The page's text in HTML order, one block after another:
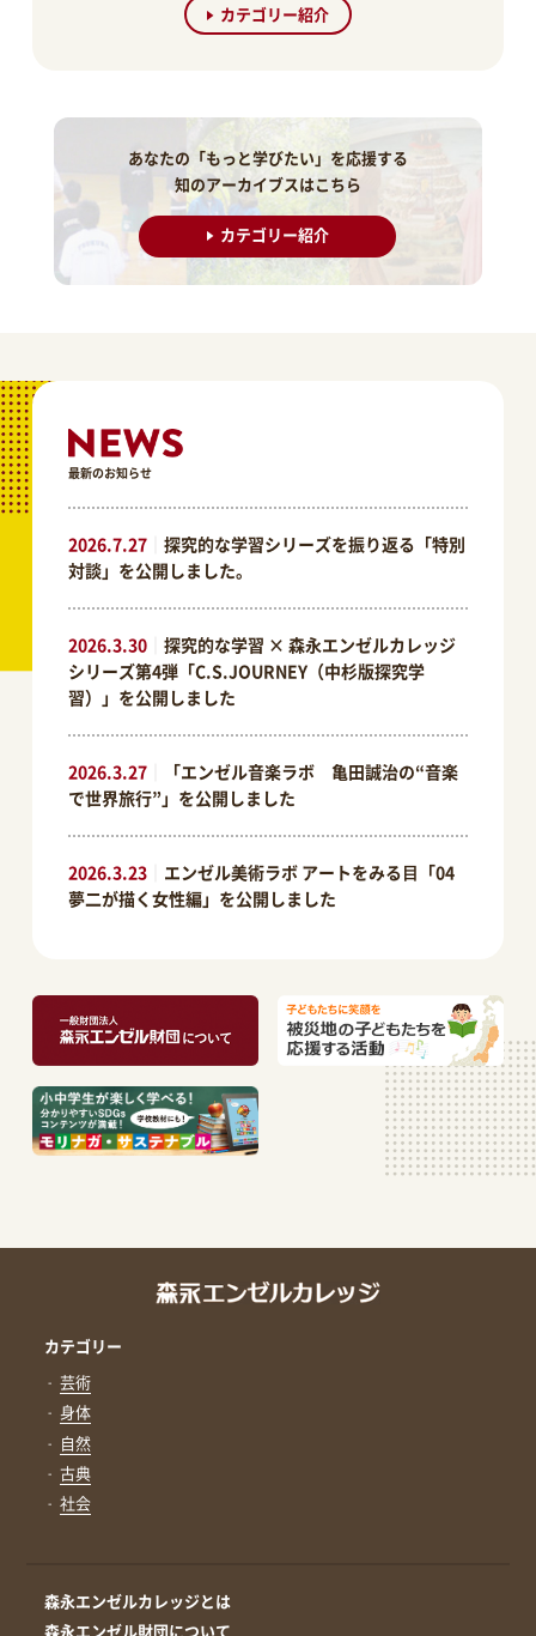
カテゴリー紹介
あなたの「もっと学びたい」を応援する
知のアーカイブスはこちら
カテゴリー紹介
最新のお知らせ
2026.7.27｜ 探究的な学習シリーズを振り返る「特別
対談」を公開しました。
2026.3.30｜ 探究的な学習 × 森永エンゼルカレッジ
シリーズ第4弾「C.S.JOURNEY（中杉版探究学
習）」を公開しました
2026.3.27｜
「エンゼル音楽ラボ 亀田誠治の“音楽
で世界旅行”」を公開しました
2026.3.23｜ エンゼル美術ラボ アートをみる⽬「04
夢二が描く女性編」を公開しました
カテゴリー
芸術
身体
自然
古典
社会
森永エンゼルカレッジとは
森永エンゼル財団について